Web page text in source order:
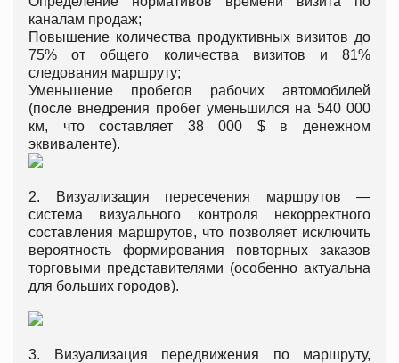
каналам продаж;
Повышение количества продуктивных визитов до
75% от общего количества визитов и 81%
следования маршруту;
Уменьшение пробегов рабочих автомобилей
(после внедрения пробег уменьшился на 540 000
км, что составляет 38 000 $ в денежном
эквиваленте).
2. Визуализация пересечения маршрутов —
система визуального контроля некорректного
составления маршрутов, что позволяет исключить
вероятность формирования повторных заказов
торговыми представителями (особенно актуальна
для больших городов).
3. Визуализация передвижения по маршруту,